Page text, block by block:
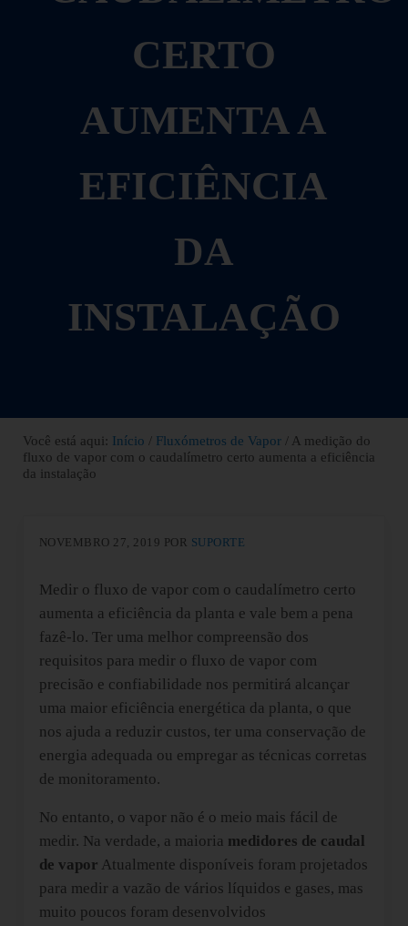
CERTO
AUMENTA A
EFICIÊNCIA
DA
INSTALAÇÃO
Você está aqui: Início / Fluxómetros de Vapor / A medição do
fluxo de vapor com o caudalímetro certo aumenta a eficiência
da instalação
NOVEMBRO 27, 2019 POR SUPORTE
Medir o fluxo de vapor com o caudalímetro certo
aumenta a eficiência da planta e vale bem a pena
fazê-lo. Ter uma melhor compreensão dos
requisitos para medir o fluxo de vapor com
precisão e confiabilidade nos permitirá alcançar
uma maior eficiência energética da planta, o que
nos ajuda a reduzir custos, ter uma conservação de
energia adequada ou empregar as técnicas corretas
de monitoramento.
No entanto, o vapor não é o meio mais fácil de
medir. Na verdade, a maioria medidores de caudal
de vapor Atualmente disponíveis foram projetados
para medir a vazão de vários líquidos e gases, mas
muito poucos foram desenvolvidos